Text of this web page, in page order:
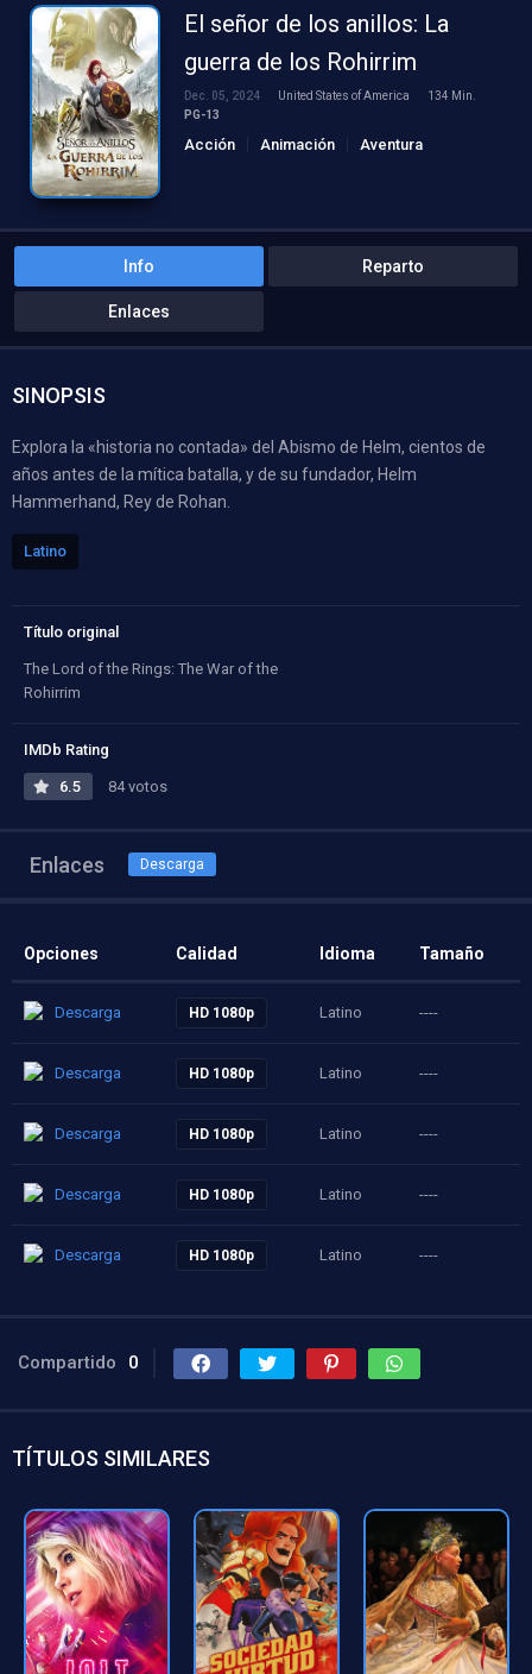
El señor de los anillos: La
guerra de los Rohirrim
Dec. 05, 2024 United States of America
134 Min.
PG-13
Acción Animación
Aventura
Info Reparto
Enlaces
SINOPSIS
Explora la «historia no contada» del Abismo de Helm, cientos de
años antes de la mítica batalla, y de su fundador, Helm
Hammerhand, Rey de Rohan.
Latino
Título original
The Lord of the Rings: The War of the
Rohirrim
IMDb Rating
6.5 84 votos
Enlaces Descarga
Opciones Calidad Idioma Tamaño
Descarga HD 1080p Latino ----
Descarga HD 1080p Latino ----
Descarga HD 1080p Latino ----
Descarga HD 1080p Latino ----
Descarga HD 1080p Latino ----
Compartido 0
TÍTULOS SIMILARES